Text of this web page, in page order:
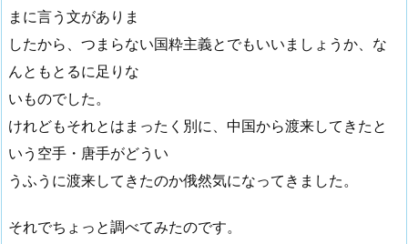
まに言う文がありま
したから、つまらない国粋主義とでもいいましょうか、な
んともとるに足りな
いものでした。
けれどもそれとはまったく別に、中国から渡来してきたと
いう空手・唐手がどうい
うふうに渡来してきたのか俄然気になってきました。
それでちょっと調べてみたのです。